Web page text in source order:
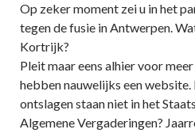
Op zeker moment zei u in het
tegen de fusie in Antwerpen.
Kortrijk?
Pleit maar eens alhier voor
hebben nauwelijks een website.
ontslagen staan niet in het
Algemene Vergaderingen?